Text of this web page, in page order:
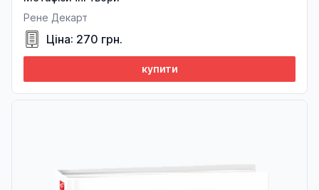
Рене Декарт
Ціна: 270 грн.
купити